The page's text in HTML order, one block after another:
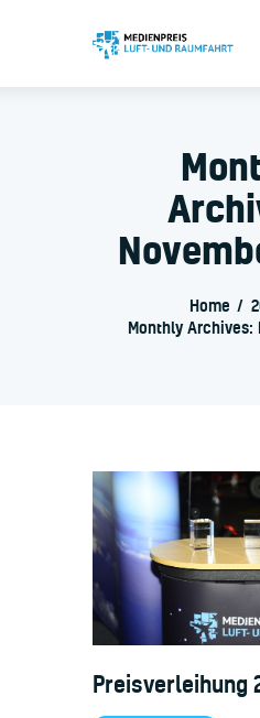
Home
Monthly Archives:
Bewerbung
Branchenpreis
Die Jury
Rückblende
Preisverleihung